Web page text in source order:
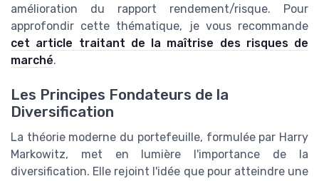
amélioration du rapport rendement/risque. Pour
approfondir cette thématique, je vous recommande
cet article traitant de la maîtrise des risques de
marché.
Les Principes Fondateurs de la
Diversification
La théorie moderne du portefeuille, formulée par Harry
Markowitz, met en lumière l'importance de la
diversification. Elle rejoint l'idée que pour atteindre une